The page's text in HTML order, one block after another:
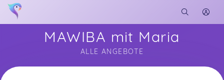
MAWIBA mit Maria
ALLE ANGEBOTE
Soon you will learn more about me here...